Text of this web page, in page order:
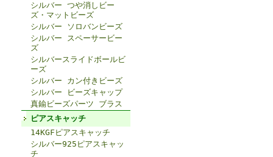
シルバー つや消しビー
ズ・マットビーズ
シルバー ソロバンビーズ
シルバー スペーサービー
ズ
シルバースライドボールビ
ーズ
シルバー カン付きビーズ
シルバー ビーズキャップ
真鍮ビーズパーツ ブラス
ピアスキャッチ
14KGFピアスキャッチ
シルバー925ピアスキャッ
チ